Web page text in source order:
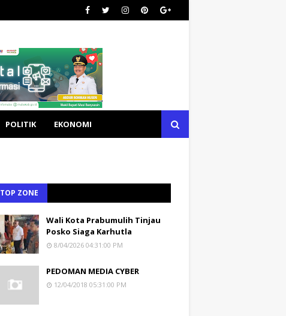
POLITIK EKONOMI
TOP ZONE
Wali Kota Prabumulih Tinjau
Posko Siaga Karhutla
8/04/2026 04:31:00 PM
PEDOMAN MEDIA CYBER
12/04/2018 05:31:00 PM